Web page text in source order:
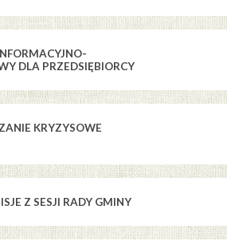
DLA PRZEDSIĘBIORCY
KRYZYSOWE
Z SESJI RADY GMINY